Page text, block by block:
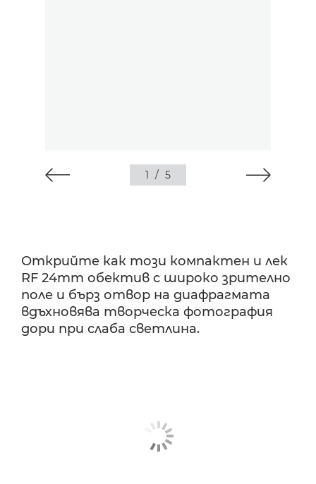
1 / 5
Открийте как този компактен и лек
RF 24mm обектив с широко зрително
поле и бърз отвор на диафрагмата
вдъхновява творческа фотография
дори при слаба светлина.